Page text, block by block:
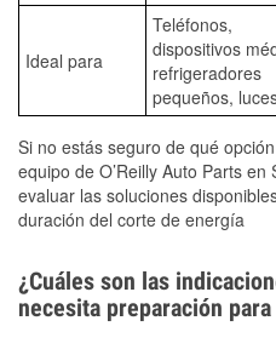
Ideal para
Teléfonos,
dispositivos
refrigeradores
pequeños,
Si no estás seguro de qué
equipo de O’Reilly Auto Parts
evaluar las soluciones
duración del corte de energía
¿Cuáles son las
necesita preparación